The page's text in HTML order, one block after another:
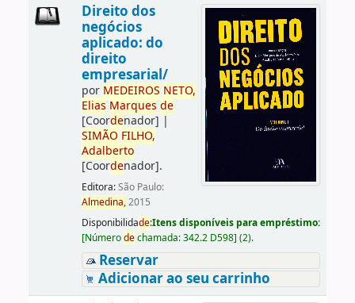
Direito dos
negócios
aplicado: do
direito
empresarial/
por MEDEIROS NETO,
Elias Marques de
[Coordenador] |
SIMÃO FILHO,
Adalberto
[Coordenador].
Editora:São Paulo:
Almedina,2015
Disponibilidade:Itens disponíveis para empréstimo:
[Númerodechamada:342.2 D598] (2).
Reservar
Adicionar ao seu carrinho